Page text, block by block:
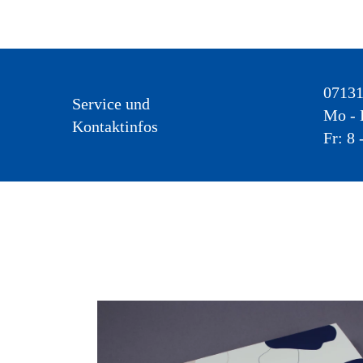
Service und
Kontaktinfos
Mo -
Fr: 8
geben oder
Alle